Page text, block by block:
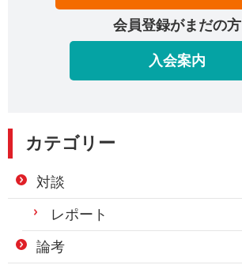
会員登録がまだの方
入会案内
カテゴリー
対談
レポート
論考